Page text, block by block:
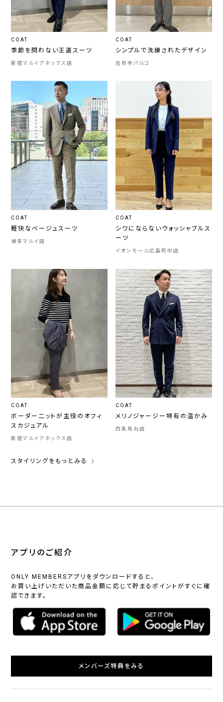
COAT
季節を問わない王道スーツ
新宿マルイアネックス店
COAT
シンプルで洗練されたデザイン
吉祥寺パルコ
COAT
軽快なベージュスーツ
博多マルイ店
COAT
シワにならないウォッシャブルス
ーツ
イオンモール広島府中店
COAT
ボーダー二ットが主役のオフィ
スカジュアル
新宿マルイアネックス店
COAT
メリノジャージー特有の温かみ
四条烏丸店
スタイリングをもっとみる
アプリのご紹介
ONLY MEMBERSアプリをダウンロードすると、
お買い上げいただいた商品金額に応じて貯まるポイントがすぐに確
認できます。
メンバーズ特典をみる